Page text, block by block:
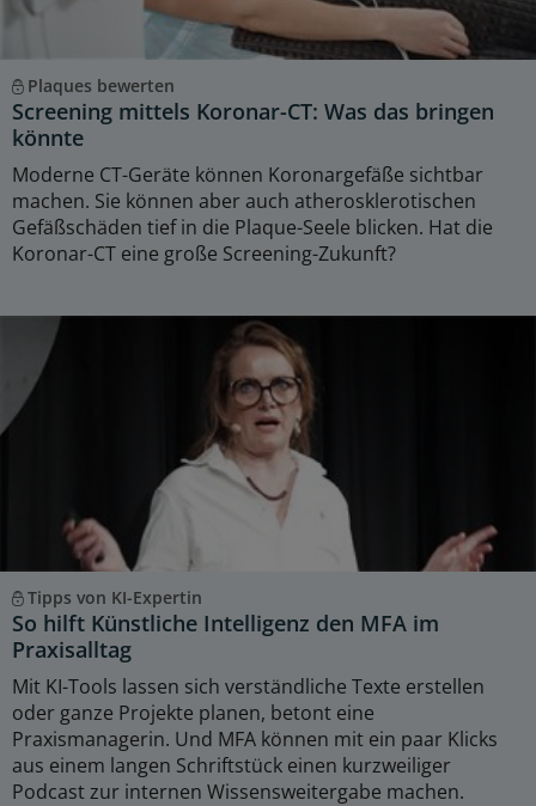
Plaques bewerten
Screening mittels Koronar-CT: Was das bringen
könnte
Moderne CT-Geräte können Koronargefäße sichtbar
machen. Sie können aber auch atherosklerotischen
Gefäßschäden tief in die Plaque-Seele blicken. Hat die
Koronar-CT eine große Screening-Zukunft?
Tipps von KI-Expertin
So hilft Künstliche Intelligenz den MFA im
Praxisalltag
Mit KI-Tools lassen sich verständliche Texte erstellen
oder ganze Projekte planen, betont eine
Praxismanagerin. Und MFA können mit ein paar Klicks
aus einem langen Schriftstück einen kurzweiliger
Podcast zur internen Wissensweitergabe machen.